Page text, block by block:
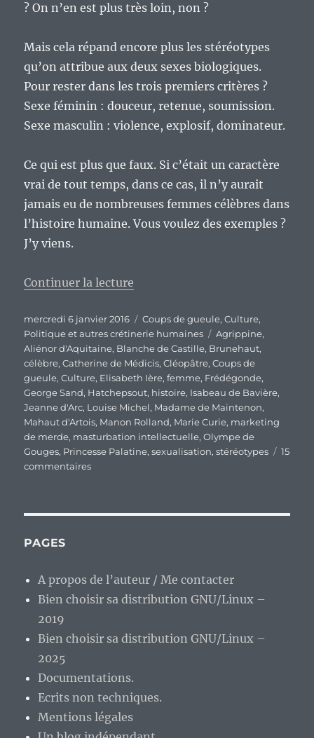
? On n’en est plus très loin, non ?
Mais cela répand encore plus les stéréotypes
qu’on attribue aux deux sexes biologiques.
Pour rester dans les trois premiers critères ?
Sexe féminin : douceur, retenue, soumission.
Sexe masculin : violence, explosif, dominateur.
Ce qui est plus que faux. Si c’était un caractère
vrai de tout temps, dans ce cas, il n’y aurait
jamais eu de nombreuses femmes célèbres dans
l’histoire humaine. Vous voulez des exemples ?
J’y viens.
Continuer la lecture
Publié
le
mercredi 6 janvier 2016 Catégories
Coups de gueule,Culture,
Politique et autres crétinerie humaines
Étiquettes
Agrippine,
Aliénor d'Aquitaine, Blanche de Castille, Brunehaut,
célèbre,Catherine de Médicis,Cléopâtre,Coups de
gueule,Culture, Elisabeth Ière,femme, Frédégonde,
George Sand, Hatchepsout, histoire, Isabeau de Bavière,
Jeanne d'Arc, Louise Michel, Madame de Maintenon,
Mahaut d'Artois, Manon Rolland, Marie Curie, marketing
de merde, masturbation intellectuelle,Olympe de
Gouges, Princesse Palatine,sexualisation,stéréotypes
15
commentairessur
quoi
et
des
sociaux.
PAGES
A propos de l’auteur / Me contacter
Bien choisir sa distribution GNU/Linux –
2019
Bien choisir sa distribution GNU/Linux –
2025
Documentations.
Ecrits non techniques.
Mentions légales